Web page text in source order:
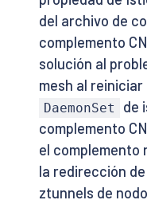
del archivo de
complemento
solución al
mesh al
DaemonSet
de
complemento
el complemento
la redirección
ztunnels de